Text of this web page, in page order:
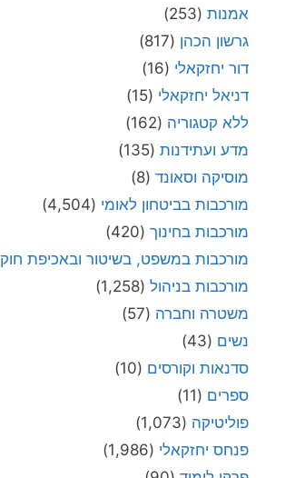
אמנות (253)
גרשון הכהן (817)
דור יחזקאלי (16)
דניאל יחזקאלי (15)
ללא קטגוריה (162)
מדע ועתידנות (135)
מוסיקה וסאונד (8)
מורכבות בביטחון לאומי (4,504)
מורכבות בחינוך (420)
מורכבות במשפט, בשיטור ובאכיפת חוק
מורכבות בניהול (1,258)
משטרה וחברה (57)
נשים (43)
סדנאות וקורסים (10)
ספרים (11)
פוליטיקה (1,073)
פנחס יחזקאלי (1,986)